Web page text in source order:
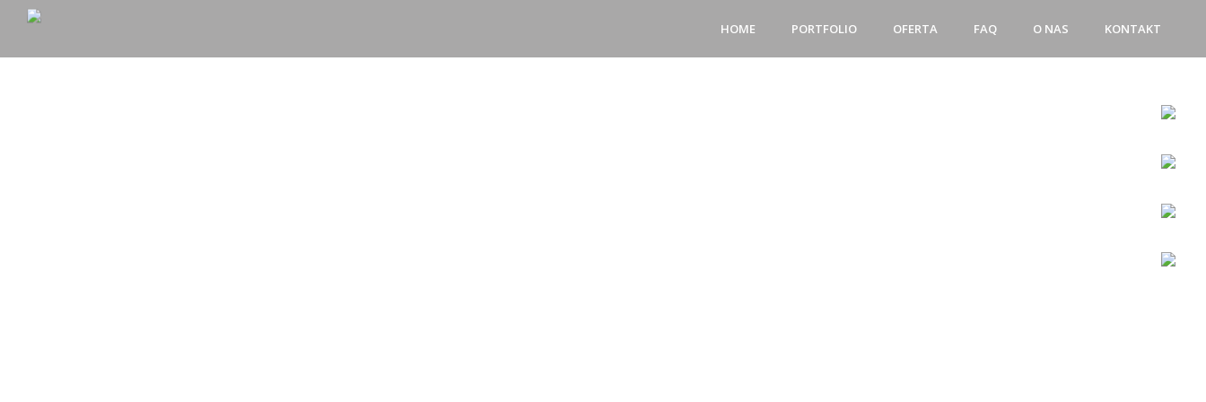
HOME PORTFOLIO OFERTA FAQ O NAS KONTAKT